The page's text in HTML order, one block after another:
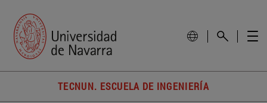
TECNUN. ESCUELA DE INGENIERÍA